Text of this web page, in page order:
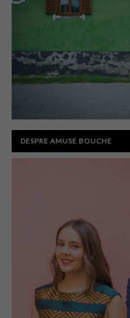
DESPRE AMUSE BOUCHE